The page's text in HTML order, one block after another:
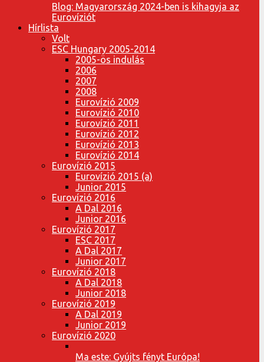
Blog: Magyarország 2024-ben is kihagyja az
Eurovíziót
Hírlista
Volt
ESC Hungary 2005-2014
2005-ös indulás
2006
2007
2008
Eurovízió 2009
Eurovízió 2010
Eurovízió 2011
Eurovízió 2012
Eurovízió 2013
Eurovízió 2014
Eurovízió 2015
Eurovízió 2015 (a)
Junior 2015
Eurovízió 2016
A Dal 2016
Junior 2016
Eurovízió 2017
ESC 2017
A Dal 2017
Junior 2017
Eurovízió 2018
A Dal 2018
Junior 2018
Eurovízió 2019
A Dal 2019
Junior 2019
Eurovízió 2020
Ma este: Gyújts fényt Európa!